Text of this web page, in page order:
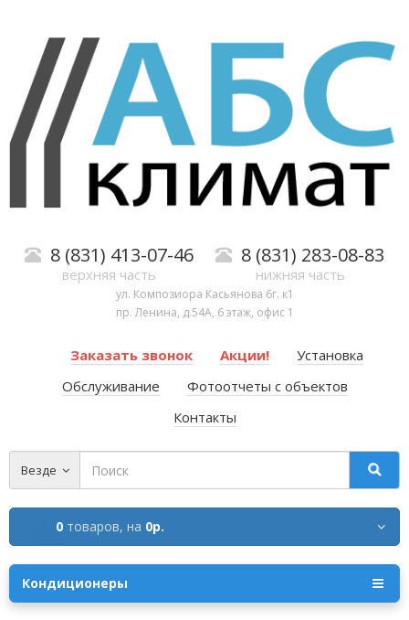
8 (831) 413-07-46
верхняя часть
8 (831) 283-08-83
нижняя часть
ул. Композиора Касьянова 6г. к1
пр. Ленина, д.54А, 6 этаж, офис 1
Заказать звонок Акции!
Установка
Обслуживание
Фотоотчеты с объектов
Контакты
Везде
0 товаров, на 0р.
Кондиционеры